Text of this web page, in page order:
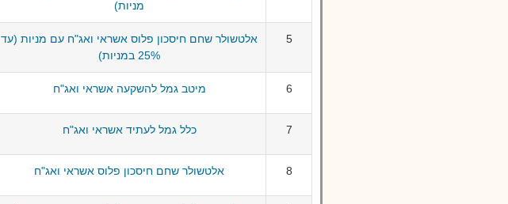
מניות)
5
אלטשולר שחם חיסכון פלוס אשראי ואג"ח עם מניות (עד
25% במניות)
6 מיטב גמל להשקעה אשראי ואג"ח
7 כלל גמל לעתיד אשראי ואג"ח
8 אלטשולר שחם חיסכון פלוס אשראי ואג"ח